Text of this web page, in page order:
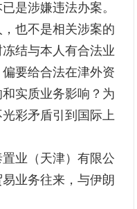
是涉嫌违法办案。
也不是相关涉案的
结与本人有合法业
要给合法在津外资
实质业务影响？为
彩矛盾引到国际上
业（天津）有限公
业务往来，与伊朗